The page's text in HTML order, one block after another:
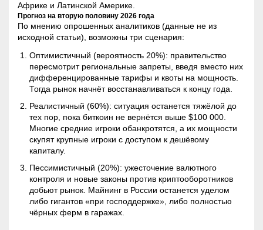
Африке и Латинской Америке.
Прогноз на вторую половину 2026 года
По мнению опрошенных аналитиков (данные не из
исходной статьи), возможны три сценария:
Оптимистичный (вероятность 20%): правительство
пересмотрит региональные запреты, введя вместо них
дифференцированные тарифы и квоты на мощность.
Тогда рынок начнёт восстанавливаться к концу года.
Реалистичный (60%): ситуация останется тяжёлой до
тех пор, пока биткоин не вернётся выше $100 000.
Многие средние игроки обанкротятся, а их мощности
скупят крупные игроки с доступом к дешёвому
капиталу.
Пессимистичный (20%): ужесточение валютного
контроля и новые законы против криптооборотников
добьют рынок. Майнинг в России останется уделом
либо гигантов «при господдержке», либо полностью
чёрных ферм в гаражах.